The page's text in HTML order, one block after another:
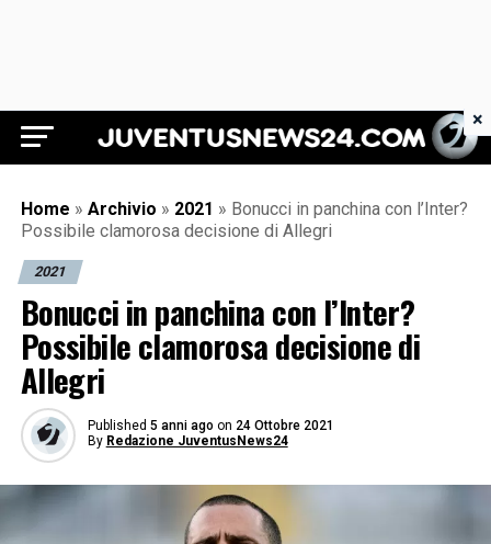
Juventus News 24
Home » Archivio » 2021 » Bonucci in panchina con l’Inter?
Possibile clamorosa decisione di Allegri
2021
Bonucci in panchina con l’Inter?
Possibile clamorosa decisione di
Allegri
Published 5 anni ago on 24 Ottobre 2021
By Redazione JuventusNews24
×